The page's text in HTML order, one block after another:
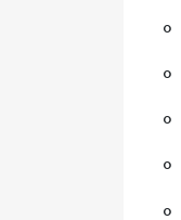
⚬
⚬
⚬
⚬
⚬